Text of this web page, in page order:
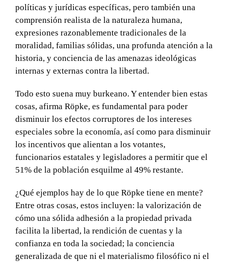
políticas y jurídicas específicas, pero también una
comprensión realista de la naturaleza humana,
expresiones razonablemente tradicionales de la
moralidad, familias sólidas, una profunda atención a la
historia, y conciencia de las amenazas ideológicas
internas y externas contra la libertad.
Todo esto suena muy burkeano. Y entender bien estas
cosas, afirma Röpke, es fundamental para poder
disminuir los efectos corruptores de los intereses
especiales sobre la economía, así como para disminuir
los incentivos que alientan a los votantes,
funcionarios estatales y legisladores a permitir que el
51% de la población esquilme al 49% restante.
¿Qué ejemplos hay de lo que Röpke tiene en mente?
Entre otras cosas, estos incluyen: la valorización de
cómo una sólida adhesión a la propiedad privada
facilita la libertad, la rendición de cuentas y la
confianza en toda la sociedad; la conciencia
generalizada de que ni el materialismo filosófico ni el